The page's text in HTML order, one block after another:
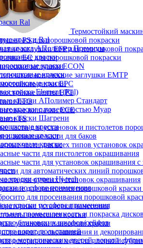
Термостойкий
PS для порошковой покраски
заглушки EFP для порошковой
ЕС для порошковой покраски
заглушки ECON
конические заглушки EMTP
диски EPC
ленты EPT
ETO
колпачки ECE
TS
и запасные части для баков
части для всех типов установок
части для пистолетов окрашивания
части для установок окрашивания с
для автоматических линий
для ручных установок окрашивания
для просеивания порошковой
установки нанесения
нанесения краски
установки нанесения краски
декорирования металла пленкой
Ral
краски Ral
краска АПолимер Премиум
краски
краски
краски
краски
краска Element (Ral)
краски АПолимер Стандарт
краски с поверхностью Муар
краски Шагрени
краски
краски
краски
краски-спреи Hi-tech
по сфере применения
краски по сфере применения
промышленность и покраска дисков
банковских шкафов/сейфов
ворот, рольставней
металлических дверей, ворот и